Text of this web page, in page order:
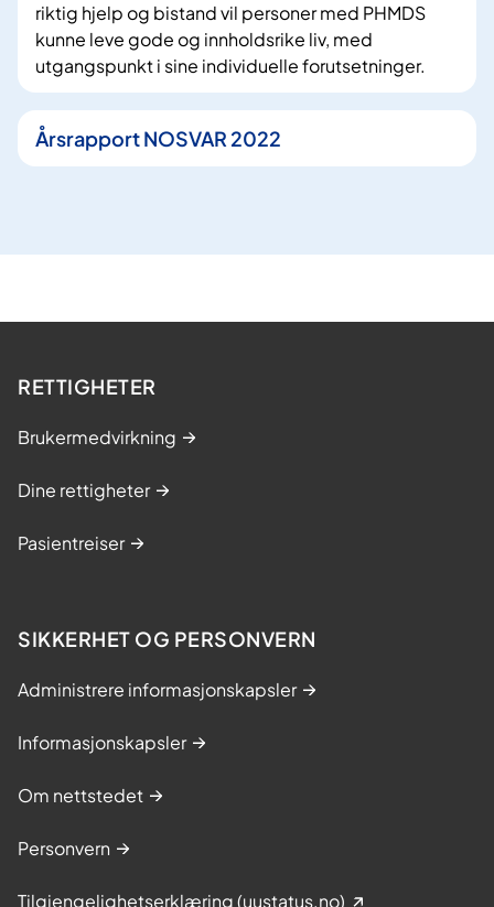
riktig hjelp og bistand vil personer med PHMDS
kunne leve gode og innholdsrike liv, med
utgangspunkt i sine individuelle forutsetninger.
Årsrapport NOSVAR 2022
RETTIGHETER
Brukermedvirkning
Dine rettigheter
Pasientreiser
SIKKERHET OG PERSONVERN
Administrere informasjonskapsler
Informasjonskapsler
Om nettstedet
Personvern
Tilgjengelighetserklæring (uustatus.no)